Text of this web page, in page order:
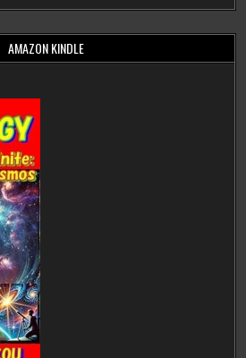
AMAZON KINDLE